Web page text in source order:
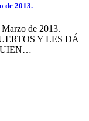
de 2013.
de 2013.
Y LES DÁ